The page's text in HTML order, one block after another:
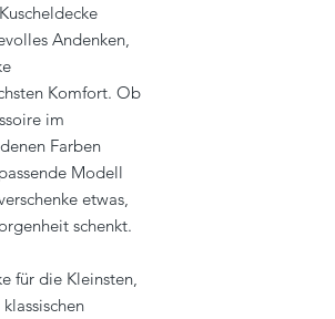
Andenken,
Komfort. Ob
im
Farben
Modell
etwas,
schenkt.
für die Kleinsten,